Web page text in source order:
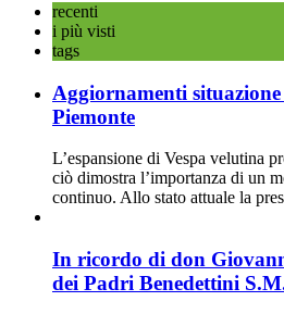
recenti
i più visti
tags
Aggiornamenti
Piemonte
L’espansione di Vespa velutina
ciò dimostra l’importanza di un
continuo. Allo stato attuale la
In ricordo di don
dei Padri Benedettini